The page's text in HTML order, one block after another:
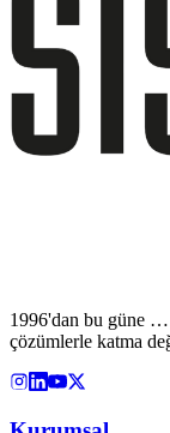
1996'dan bu güne
çözümlerle katma